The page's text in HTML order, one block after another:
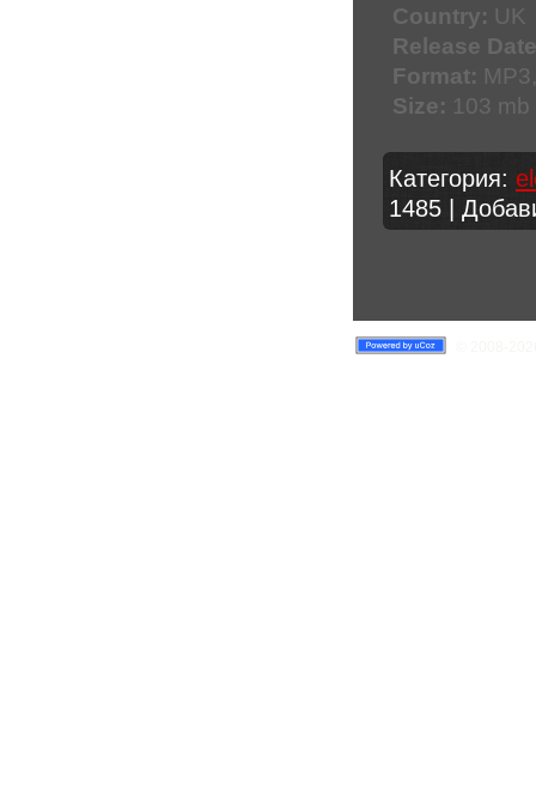
Country: UK
Release
Format:
Size: 103 mb
Категория:
1485 |